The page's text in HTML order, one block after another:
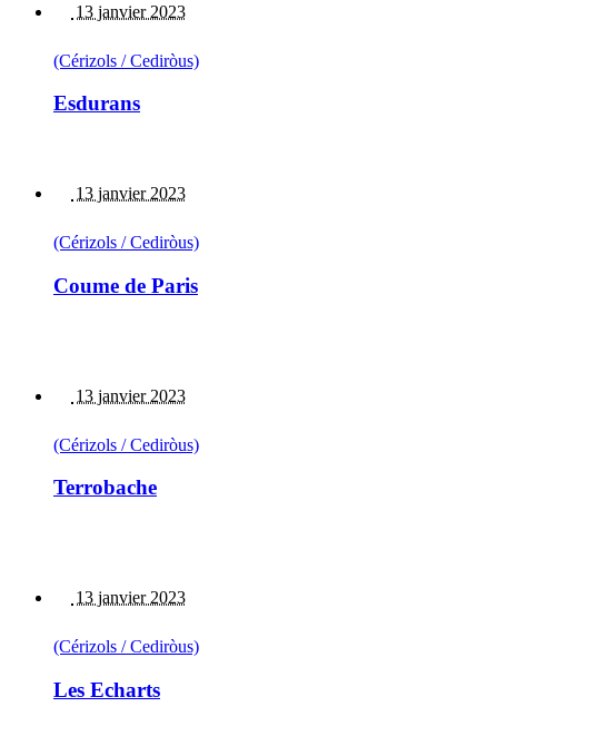
13 janvier 2023
(Cérizols / Cediròus)
Esdurans
13 janvier 2023
(Cérizols / Cediròus)
Coume de Paris
13 janvier 2023
(Cérizols / Cediròus)
Terrobache
13 janvier 2023
(Cérizols / Cediròus)
Les Echarts